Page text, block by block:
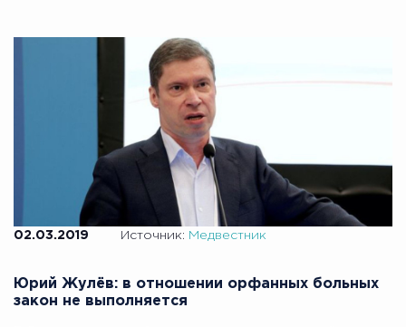
02.03.2019 Источник: Медвестник
Юрий Жулёв: в отношении орфанных больных
закон не выполняется